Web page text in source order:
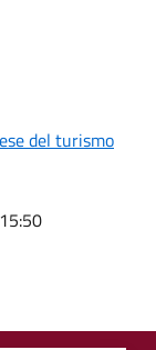
del turismo